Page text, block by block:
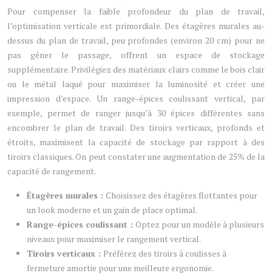
Pour compenser la faible profondeur du plan de travail,
l’optimisation verticale est primordiale. Des étagères murales au-
dessus du plan de travail, peu profondes (environ 20 cm) pour ne
pas gêner le passage, offrent un espace de stockage
supplémentaire. Privilégiez des matériaux clairs comme le bois clair
ou le métal laqué pour maximiser la luminosité et créer une
impression d’espace. Un range-épices coulissant vertical, par
exemple, permet de ranger jusqu’à 30 épices différentes sans
encombrer le plan de travail. Des tiroirs verticaux, profonds et
étroits, maximisent la capacité de stockage par rapport à des
tiroirs classiques. On peut constater une augmentation de 25% de la
capacité de rangement.
Étagères murales : Choisissez des étagères flottantes pour
un look moderne et un gain de place optimal.
Range-épices coulissant : Optez pour un modèle à plusieurs
niveaux pour maximiser le rangement vertical.
Tiroirs verticaux : Préférez des tiroirs à coulisses à
fermeture amortie pour une meilleure ergonomie.